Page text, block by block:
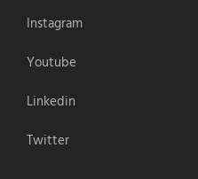
Instagram
Youtube
Linkedin
Twitter